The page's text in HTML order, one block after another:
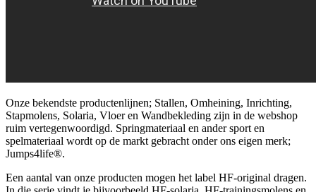
Onze bekendste productenlijnen; Stallen, Omheining, Inrichting,
Stapmolens, Solaria, Vloer en Wandbekleding zijn in de webshop
ruim vertegenwoordigd. Springmateriaal en ander sport en
spelmateriaal wordt op de markt gebracht onder ons eigen merk;
Jumps4life®.
Een aantal van onze producten mogen het label HF-original dragen.